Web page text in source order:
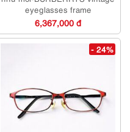
eyeglasses frame
6,367,000 đ
- 24%